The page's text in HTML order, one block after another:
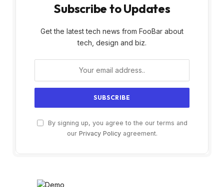
Subscribe to Updates
Get the latest tech news from FooBar about
tech, design and biz.
By signing up, you agree to the our terms and
our Privacy Policyagreement.